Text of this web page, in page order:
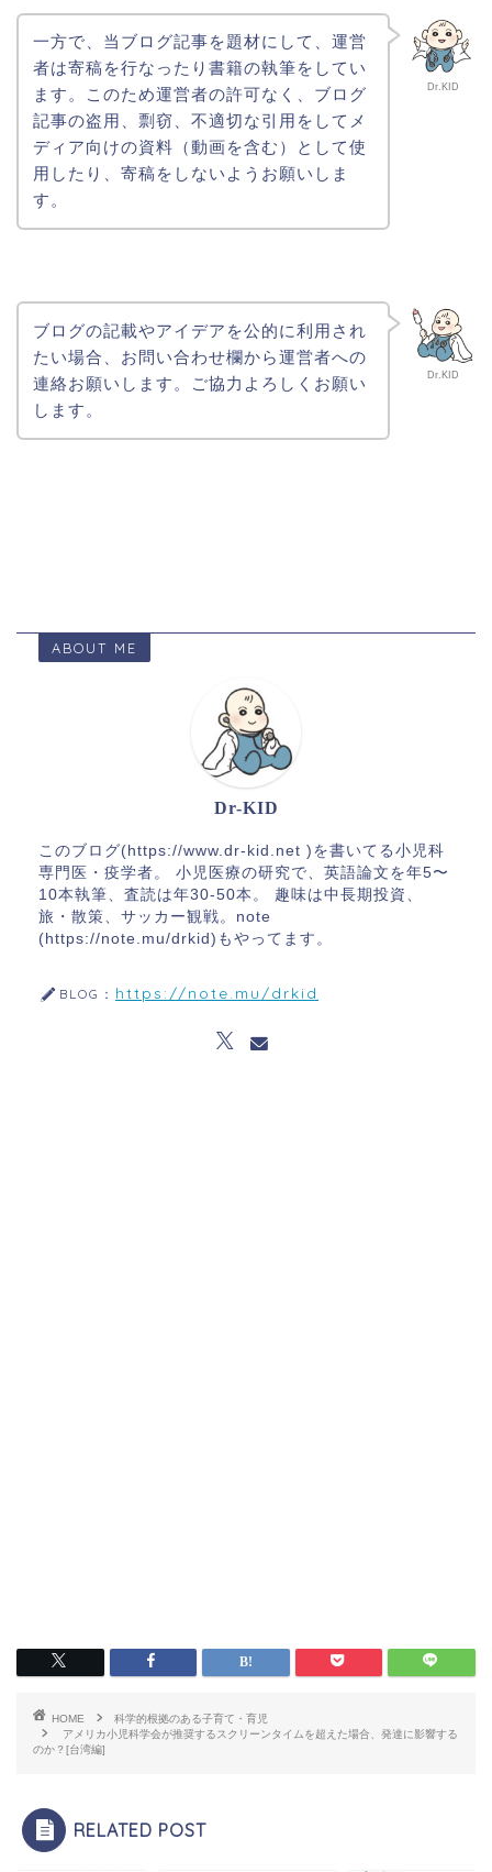
Dr.KID
一方で、当ブログ記事を題材にして、運営
者は寄稿を行なったり書籍の執筆をしてい
ます。このため運営者の許可なく、ブログ
記事の盗用、剽窃、不適切な引用をしてメ
ディア向けの資料（動画を含む）として使
用したり、寄稿をしないようお願いしま
す。
Dr.KID
ブログの記載やアイデアを公的に利用され
たい場合、お問い合わせ欄から運営者への
連絡お願いします。ご協力よろしくお願い
します。
ABOUT ME
Dr-KID
このブログ(https://www.dr-kid.net )を書いてる小児科
専門医・疫学者。 小児医療の研究で、英語論文を年5〜
10本執筆、査読は年30-50本。 趣味は中長期投資、
旅・散策、サッカー観戦。note
(https://note.mu/drkid)もやってます。
BLOG： https://note.mu/drkid
HOME
科学的根拠のある子育て・育児
アメリカ小児科学会が推奨するスクリーンタイムを超えた場合、発達に影響する
のか？[台湾編]
RELATED POST